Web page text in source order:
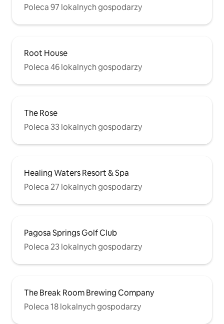
Poleca 97 lokalnych gospodarzy
Root House
Poleca 46 lokalnych gospodarzy
The Rose
Poleca 33 lokalnych gospodarzy
Healing Waters Resort & Spa
Poleca 27 lokalnych gospodarzy
Pagosa Springs Golf Club
Poleca 23 lokalnych gospodarzy
The Break Room Brewing Company
Poleca 18 lokalnych gospodarzy